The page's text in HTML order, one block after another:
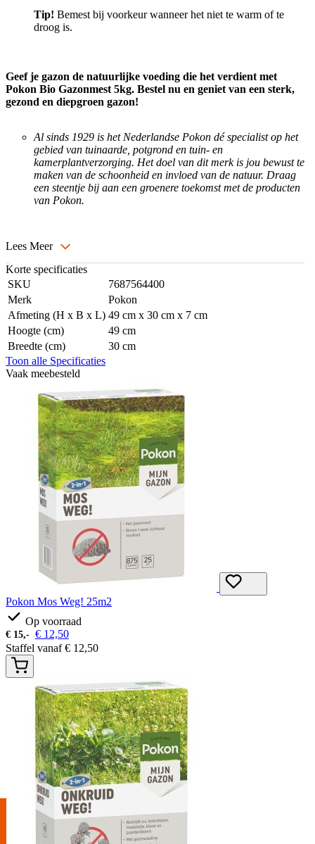
Tip! Bemest bij voorkeur wanneer het niet te warm of te
droog is.
Geef je gazon de natuurlijke voeding die het verdient met
Pokon Bio Gazonmest 5kg. Bestel nu en geniet van een sterk,
gezond en diepgroen gazon!
Al sinds 1929 is het Nederlandse Pokon dé specialist op het
gebied van tuinaarde, potgrond en tuin- en
kamerplantverzorging. Het doel van dit merk is jou bewust te
maken van de schoonheid en invloed van de natuur. Draag
een steentje bij aan een groenere toekomst met de producten
van Pokon.
Lees Meer
Korte specificaties
SKU
7687564400
Merk
Pokon
Afmeting (H x B x L) 49 cm x 30 cm x 7 cm
Hoogte (cm)
49 cm
Breedte (cm)
30 cm
Toon alle Specificaties
Vaak meebesteld
Pokon Mos Weg! 25m2
Op voorraad
€ 15,- € 12,50
Staffel vanaf€ 12,50